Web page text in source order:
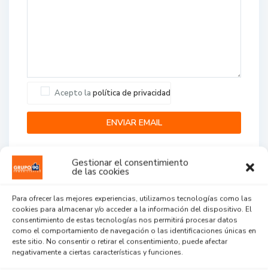
Gestionar el consentimiento
de las cookies
Para ofrecer las mejores experiencias, utilizamos tecnologías como las
cookies para almacenar y/o acceder a la información del dispositivo. El
consentimiento de estas tecnologías nos permitirá procesar datos
como el comportamiento de navegación o las identificaciones únicas en
este sitio. No consentir o retirar el consentimiento, puede afectar
negativamente a ciertas características y funciones.
Acepto la política de privacidad
Agent Reviews
...